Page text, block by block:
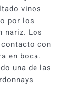
vinos
por los
nariz. Los
con
en boca.
una de las